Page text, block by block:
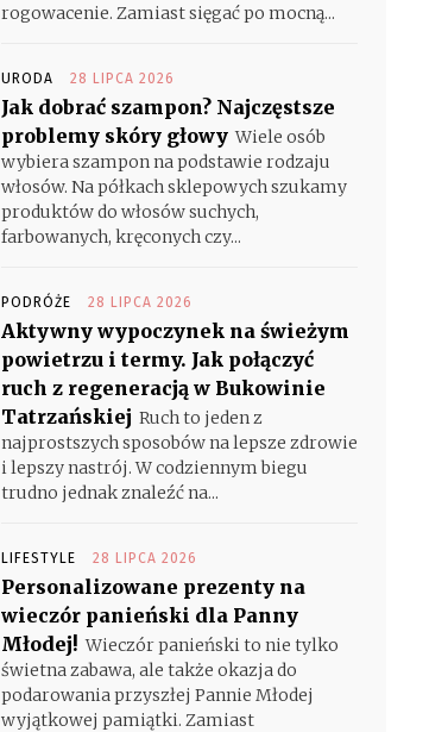
rogowacenie. Zamiast sięgać po mocną...
URODA 28 LIPCA 2026
Jak dobrać szampon? Najczęstsze
problemy skóry głowy Wiele osób
wybiera szampon na podstawie rodzaju
włosów. Na półkach sklepowych szukamy
produktów do włosów suchych,
farbowanych, kręconych czy...
PODRÓŻE 28 LIPCA 2026
Aktywny wypoczynek na świeżym
powietrzu i termy. Jak połączyć
ruch z regeneracją w Bukowinie
Tatrzańskiej Ruch to jeden z
najprostszych sposobów na lepsze zdrowie
i lepszy nastrój. W codziennym biegu
trudno jednak znaleźć na...
LIFESTYLE 28 LIPCA 2026
Personalizowane prezenty na
wieczór panieński dla Panny
Młodej! Wieczór panieński to nie tylko
świetna zabawa, ale także okazja do
podarowania przyszłej Pannie Młodej
wyjątkowej pamiątki. Zamiast